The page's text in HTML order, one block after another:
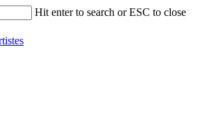
Hit enter to search or ESC to close